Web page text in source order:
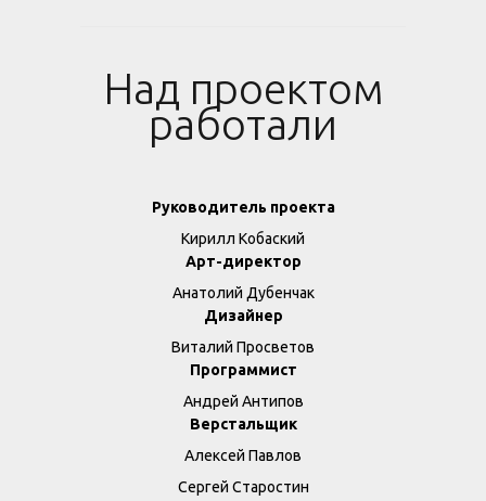
Над проектом
работали
Руководитель проекта
Кирилл Кобаский
Арт-директор
Анатолий Дубенчак
Дизайнер
Виталий Просветов
Программист
Андрей Антипов
Верстальщик
Алексей Павлов
Сергей Старостин